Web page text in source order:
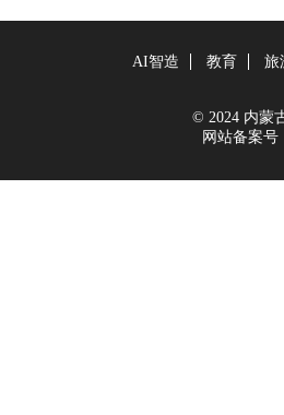
AI智造 教育 旅
© 2024 内蒙
网站备案号